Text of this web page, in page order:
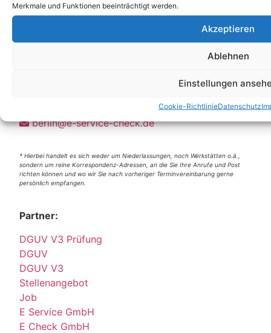
Merkmale und Funktionen beeinträchtigt werden.
Akzeptieren
Ablehnen
Einstellungen
Cookie-RichtlinieDatenschutz
berlin@e-service-check.de
* Hierbei handelt es sich weder um Niederlassungen, noch Werkstätten o.ä.,
sondern um reine Korrespondenz-Adressen, an die Sie Ihre Anrufe und Post
richten können und wo wir Sie nach vorheriger Terminvereinbarung gerne
persönlich empfangen.
Partner:
DGUV V3 Prüfung
DGUV
DGUV V3
Stellenangebot
Job
E Service GmbH
E Check GmbH